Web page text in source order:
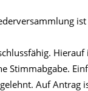
Stimmabgabe.
Auf Antrag